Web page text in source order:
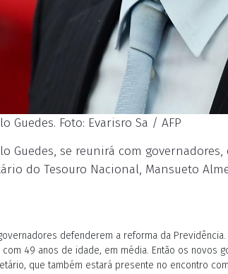
Foto: Evarisro Sa / AFP
Guedes, se reunirá com
do Tesouro Nacional, Mansueto
defenderem a reforma da
49 anos de idade, em média. Então os novos
que também estará presente no encontro